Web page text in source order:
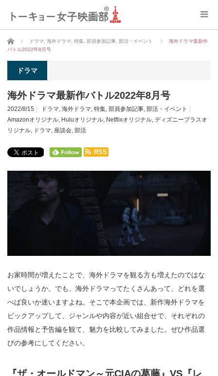
ホーム ドラマ 海外ドラマ 特集 部員参加記事 部活・イベント
海外ドラマ最新作
バトル2022年8月号
ドラマ
海外ドラマ最新作バトル2022年8月号
2022/8/15 ドラマ, 海外ドラマ, 特集, 部員参加記事, 部活・イベント
Amazonオリジナル, Huluオリジナル, Netflixオリジナル, ディズニープラスオ
リジナル, ドラマ, 座談会, 部活
RSS
お家時間が増えたことで、海外ドラマを観る方も増えたのではな
いでしょうか。でも、海外ドラマってたくさんあって、どれを選
べば良いか迷いますよね。そこで本企画では、新作海外ドラマを
ピックアップして、ジャンルや内容が近い組合せで、それぞれの
作品情報と予告編を観て、魅力を比較してみました。ぜひ作品選
びの参考にしてください。
『ザ・オールドマン～元CIAの葛藤』VS『レ